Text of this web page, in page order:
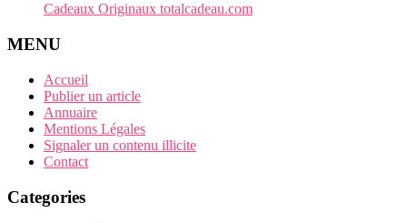
Cadeaux Originaux totalcadeau.com
MENU
Accueil
Publier un article
Annuaire
Mentions Légales
Signaler un contenu illicite
Contact
Categories